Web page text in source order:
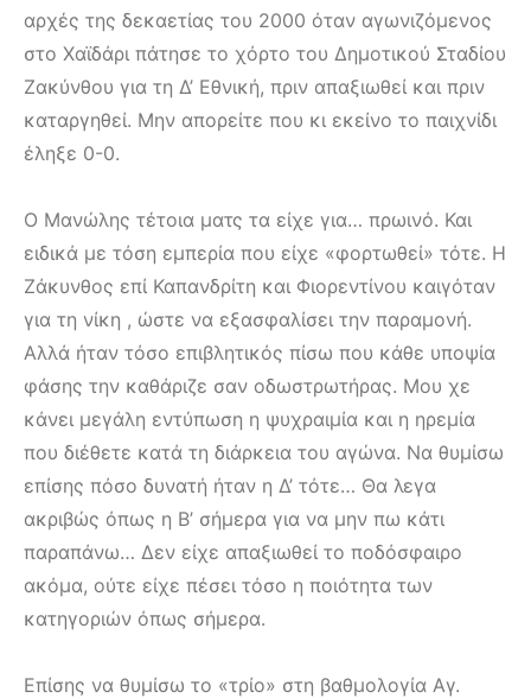
αρχές της δεκαετίας του 2000 όταν αγωνιζόμενος
στο Χαϊδάρι πάτησε το χόρτο του Δημοτικού Σταδίου
Ζακύνθου για τη Δ’ Εθνική, πριν απαξιωθεί και πριν
καταργηθεί. Μην απορείτε που κι εκείνο το παιχνίδι
έληξε 0-0.
Ο Μανώλης τέτοια ματς τα είχε για… πρωινό. Και
ειδικά με τόση εμπερία που είχε «φορτωθεί» τότε. Η
Ζάκυνθος επί Καπανδρίτη και Φιορεντίνου καιγόταν
για τη νίκη , ώστε να εξασφαλίσει την παραμονή.
Αλλά ήταν τόσο επιβλητικός πίσω που κάθε υποψία
φάσης την καθάριζε σαν οδωστρωτήρας. Μου χε
κάνει μεγάλη εντύπωση η ψυχραιμία και η ηρεμία
που διέθετε κατά τη διάρκεια του αγώνα. Να θυμίσω
επίσης πόσο δυνατή ήταν η Δ’ τότε… Θα λεγα
ακριβώς όπως η Β’ σήμερα για να μην πω κάτι
παραπάνω… Δεν είχε απαξιωθεί το ποδόσφαιρο
ακόμα, ούτε είχε πέσει τόσο η ποιότητα των
κατηγοριών όπως σήμερα.
Επίσης να θυμίσω το «τρίο» στη βαθμολογία Αγ.